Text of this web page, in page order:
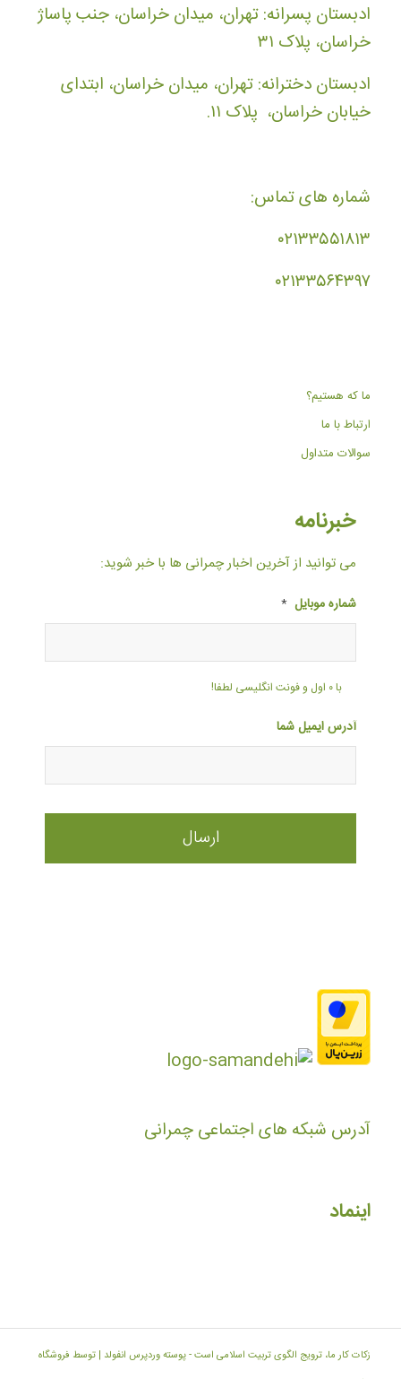
ادبستان پسرانه: تهران، میدان خراسان، جنب پاساژ
خراسان، پلاک ۳۱
ادبستان دخترانه: تهران، میدان خراسان، ابتدای
خیابان خراسان، پلاک ۱۱.
شماره های تماس:
۰۲۱۳۳۵۵۱۸۱۳
۰۲۱۳۳۵۶۴۳۹۷
ما که هستیم؟
ارتباط با ما
سوالات متداول
خبرنامه
می توانید از آخرین اخبار چمرانی ها با خبر شوید:
شماره موبایل *
با ۰ اول و فونت انگلیسی لطفا!
آدرس ایمیل شما
آدرس شبکه های اجتماعی چمرانی
اینماد
زکات کار ما، ترویج الگوی تربیت اسلامی است -پوسته وردپرس انفولد | توسط فروشگاه